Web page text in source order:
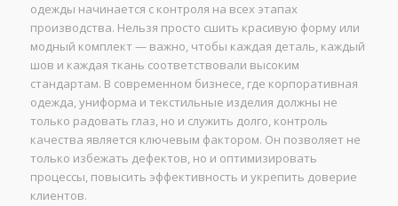
одежды начинается с контроля на всех этапах
производства. Нельзя просто сшить красивую форму или
модный комплект — важно, чтобы каждая деталь, каждый
шов и каждая ткань соответствовали высоким
стандартам. В современном бизнесе, где корпоративная
одежда, униформа и текстильные изделия должны не
только радовать глаз, но и служить долго, контроль
качества является ключевым фактором. Он позволяет не
только избежать дефектов, но и оптимизировать
процессы, повысить эффективность и укрепить доверие
клиентов.